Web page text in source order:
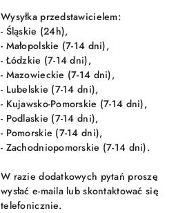
Wyślij
Wysyłka przedstawicielem:
- Śląskie (24h),
- Małopolskie (7-14 dni),
- Łódzkie (7-14 dni),
- Mazowieckie (7-14 dni),
- Lubelskie (7-14 dni),
- Kujawsko-Pomorskie (7-14 dni),
- Podlaskie (7-14 dni),
- Pomorskie (7-14 dni),
- Zachodniopomorskie (7-14 dni).
W razie dodatkowych pytań proszę
wysłać e-maila lub skontaktować się
telefonicznie.